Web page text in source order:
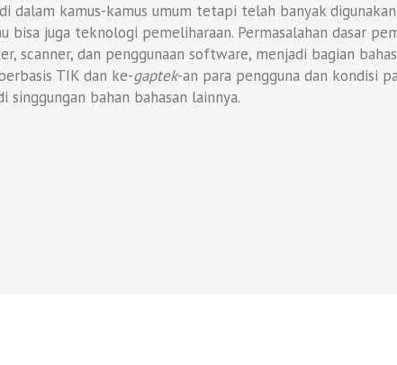
dalam kamus-kamus umum tetapi telah banyak
juga teknologi pemeliharaan. Permasalahan dasar
scanner, dan penggunaan software, menjadi bagian
TIK dan ke-gaptek-an para pengguna dan kondisi
singgungan bahan bahasan lainnya.